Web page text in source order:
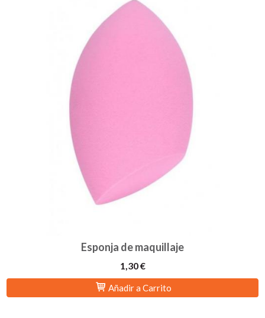
Esponja de maquillaje
1,30 €
Añadir a Carrito